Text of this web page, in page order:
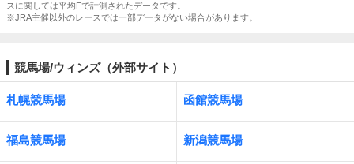
スに関しては平均Fで計測されたデータです。
※JRA主催以外のレースでは一部データがない場合があります。
競馬場/ウィンズ（外部サイト）
札幌競馬場 函館競馬場
福島競馬場 新潟競馬場